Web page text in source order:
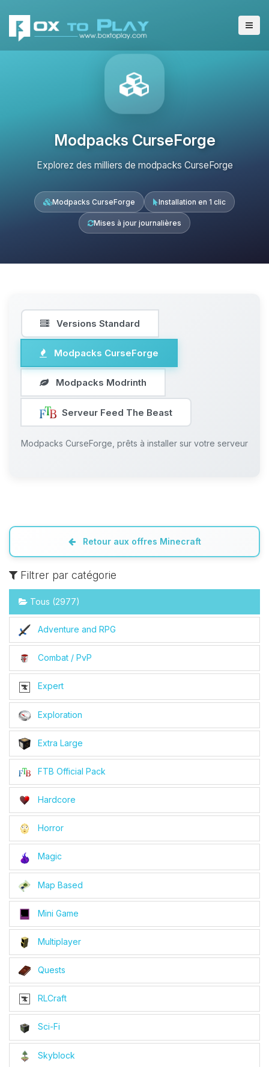
Modpacks CurseForge
Explorez des milliers de modpacks CurseForge
Modpacks CurseForge Installation en 1 clic
Mises à jour journalières
Versions Standard
Modpacks CurseForge
Modpacks Modrinth
Serveur Feed The Beast
Modpacks CurseForge, prêts à installer sur votre serveur
Retour aux offres Minecraft
Filtrer par catégorie
Tous (2977)
Adventure and RPG
Combat / PvP
Expert
Exploration
Extra Large
FTB Official Pack
Hardcore
Horror
Magic
Map Based
Mini Game
Multiplayer
Quests
RLCraft
Sci-Fi
Skyblock